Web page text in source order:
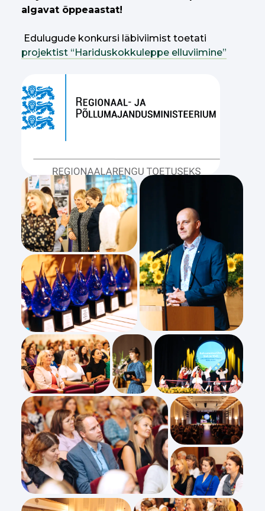
algavat õppeaastat!
Edulugude konkursi läbiviimist toetati
projektist “Hariduskokkuleppe elluviimine”